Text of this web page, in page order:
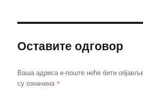
Оставите одговор
Ваша адреса е-поште неће бити
су означена *